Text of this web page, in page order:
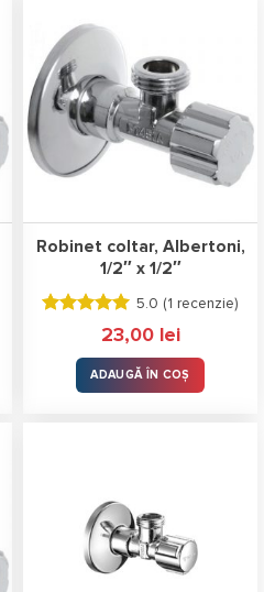
Robinet coltar, Albertoni,
1/2″ x 1/2″
Evaluat la
stele
din 5
5.0 (1 recenzie)
23,00 lei
ADAUGĂ ÎN COȘ